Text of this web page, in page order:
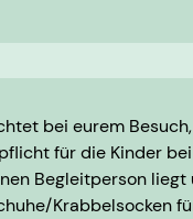
bei eurem
für die Kinder
Begleitperson liegt
Krabbelsocken